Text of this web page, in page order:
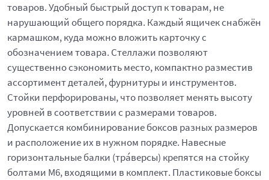
товаров. Удобный быстрый доступ к товарам, не
нарушающий общего порядка. Каждый ящичек снабжён
кармашком, куда можно вложить карточку с
обозначением товара. Стеллажи позволяют
существенно сэкономить место, компактно разместив
ассортимент деталей, фурнитуры и инструментов.
Стойки перфорированы, что позволяет менять высоту
уровней в соответствии с размерами товаров.
Допускается комбинирование боксов разных размеров
и расположение их в нужном порядке. Навесные
горизонтальные балки (тра́версы) крепятся на стойку
болтами М6, входящими в комплект. Пластиковые боксы